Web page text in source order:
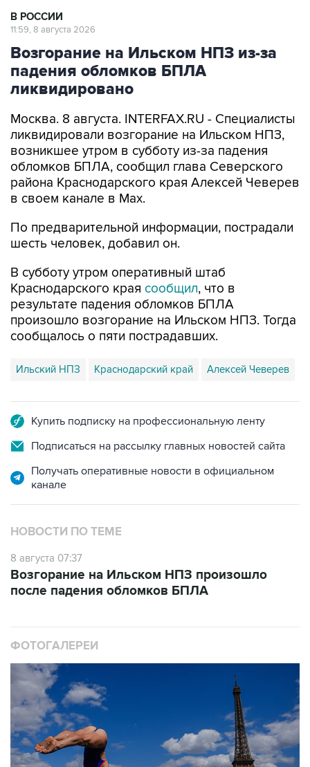
В РОССИИ
11:59, 8 августа 2026
Возгорание на Ильском НПЗ из-за
падения обломков БПЛА
ликвидировано
Москва. 8 августа. INTERFAX.RU - Специалисты
ликвидировали возгорание на Ильском НПЗ,
возникшее утром в субботу из-за падения
обломков БПЛА, сообщил глава Северского
района Краснодарского края Алексей Чеверев
в своем канале в Max.
По предварительной информации, пострадали
шесть человек, добавил он.
В субботу утром оперативный штаб
Краснодарского края сообщил, что в
результате падения обломков БПЛА
произошло возгорание на Ильском НПЗ. Тогда
сообщалось о пяти пострадавших.
Ильский НПЗ Краснодарский край Алексей Чеверев
Купить подписку на профессиональную ленту
Подписаться на рассылку главных новостей сайта
Получать оперативные новости в официальном
канале
НОВОСТИ ПО ТЕМЕ
8 августа 07:37
Возгорание на Ильском НПЗ произошло
после падения обломков БПЛА
ФОТОГАЛЕРЕИ